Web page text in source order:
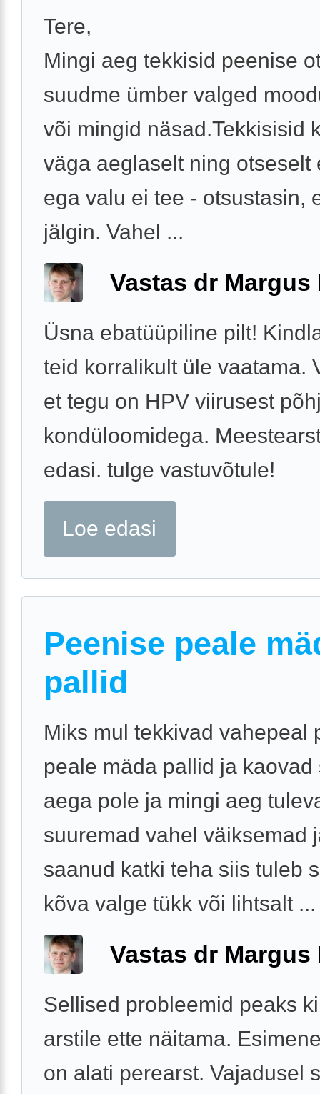
Tere,
Mingi aeg tekkisid peenise
suudme ümber valged
või mingid näsad.Tekkisisid
väga aeglaselt ning otseselt
ega valu ei tee - otsustasin,
jälgin. Vahel ...
Vastas dr Margus
Üsna ebatüüpiline pilt!
teid korralikult üle vaatama.
et tegu on HPV viirusest
kondüloomidega.
edasi. tulge vastuvõtule!
Loe edasi
Peenise peale
pallid
Miks mul tekkivad vahepeal
peale mäda pallid ja kaovad
aega pole ja mingi aeg
suuremad vahel väiksemad
saanud katki teha siis tuleb
kõva valge tükk või lihtsalt ...
Vastas dr Margus
Sellised probleemid peaks
arstile ette näitama.
on alati perearst. Vajadusel